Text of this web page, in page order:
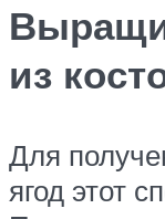
из
Для
ягод этот